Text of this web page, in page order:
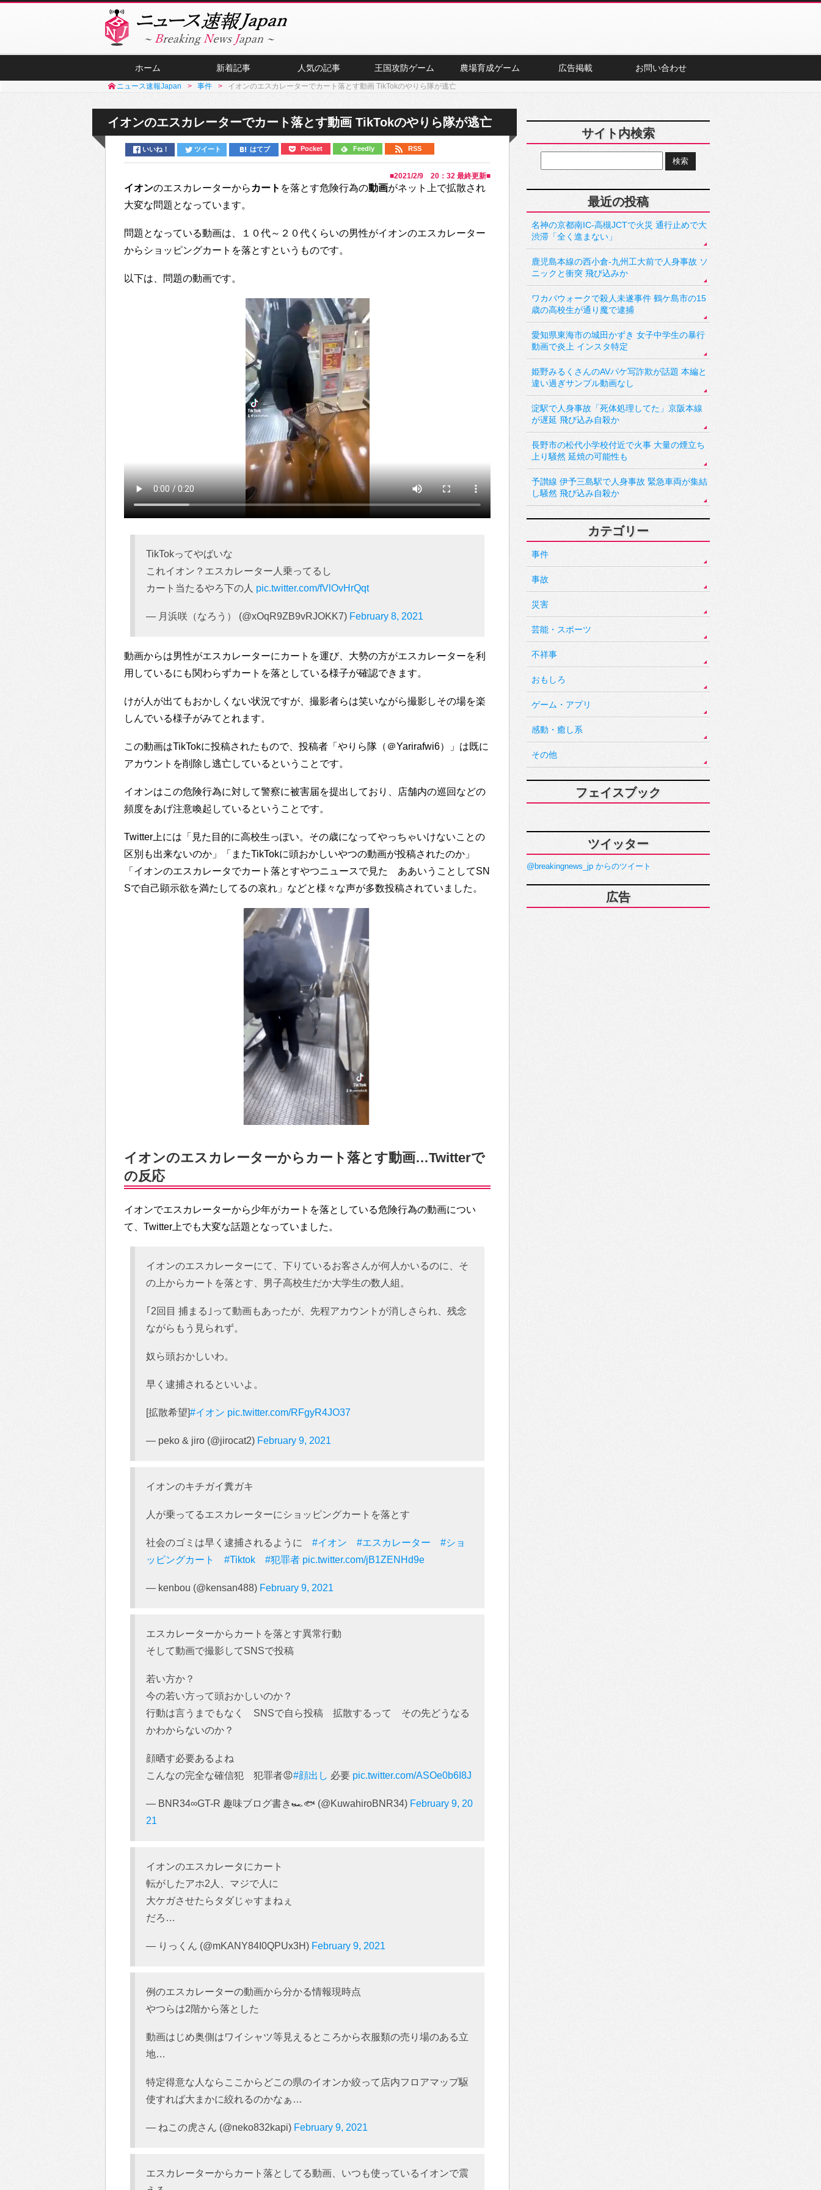
ホーム 新着記事 人気の記事 王国攻防ゲーム 農場育成ゲーム 広告掲載 お問い合わせ
ニュース速報Japan 事件 イオンのエスカレーターでカート落とす動画 TikTokのやりら隊が逃亡
イオンのエスカレーターでカート落とす動画 TikTokのやりら隊が逃亡
いいね！ ツイート はてブ Pocket Feedly RSS
■2021/2/9 20：32 最終更新■
イオンのエスカレーターから カート を落とす危険行為の動画がネット上で拡散され
大変な問題となっています。
問題となっている動画は、１０代～２０代くらいの男性がイオンのエスカレーター
からショッピングカートを落とすというものです。
以下は、問題の動画です。
TikTokってやばいな
これイオン？エスカレーター人乗ってるし
カート当たるやろ下の人 pic.twitter.com/fVlOvHrQqt
— 月浜咲（なろう） (@xOqR9ZB9vRJOKK7) February 8, 2021
動画からは男性がエスカレーターにカートを運び、大勢の方がエスカレーターを利
用しているにも関わらずカートを落としている様子が確認できます。
けが人が出てもおかしくない状況ですが、撮影者らは笑いながら撮影しその場を楽
しんでいる様子がみてとれます。
この動画はTikTokに投稿されたもので、投稿者「やりら隊（＠Yarirafwi6）」は既に
アカウントを削除し逃亡しているということです。
イオンはこの危険行為に対して警察に被害届を提出しており、店舗内の巡回などの
頻度をあげ注意喚起しているということです。
Twitter上には「見た目的に高校生っぽい。その歳になってやっちゃいけないことの
区別も出来ないのか」「またTikTokに頭おかしいやつの動画が投稿されたのか」
「イオンのエスカレータでカート落とすやつニュースで見た ああいうことしてSN
Sで自己顕示欲を満たしてるの哀れ」などと様々な声が多数投稿されていました。
イオンのエスカレーターからカート落とす動画…Twitterで
の反応
イオンでエスカレーターから少年がカートを落としている危険行為の動画につい
て、Twitter上でも大変な話題となっていました。
イオンのエスカレーターにて、下りているお客さんが何人かいるのに、そ
の上からカートを落とす、男子高校生だか大学生の数人組。
｢2回目 捕まる｣って動画もあったが、先程アカウントが消しさられ、残念
ながらもう見られず。
奴ら頭おかしいわ。
早く逮捕されるといいよ。
[拡散希望]#イオン pic.twitter.com/RFgyR4JO37
— peko & jiro (@jirocat2) February 9, 2021
イオンのキチガイ糞ガキ
人が乗ってるエスカレーターにショッピングカートを落とす
社会のゴミは早く逮捕されるように #イオン #エスカレーター
#ショ
ッピングカート
#Tiktok #犯罪者 pic.twitter.com/jB1ZENHd9e
— kenbou (@kensan488) February 9, 2021
エスカレーターからカートを落とす異常行動
そして動画で撮影してSNSで投稿
若い方か？
今の若い方って頭おかしいのか？
行動は言うまでもなく SNSで自ら投稿 拡散するって その先どうなる
かわからないのか？
顔晒す必要あるよね
こんなの完全な確信犯 犯罪者😡#顔出し 必要 pic.twitter.com/ASOe0b6I8J
— BNR34∞GT-R 趣味ブログ書き🏎🐟 (@KuwahiroBNR34) February 9, 20
21
イオンのエスカレータにカート
転がしたアホ2人、マジで人に
大ケガさせたらタダじゃすまねぇ
だろ…
— りっくん (@mKANY84I0QPUx3H) February 9, 2021
例のエスカレーターの動画から分かる情報現時点
やつらは2階から落とした
動画はじめ奥側はワイシャツ等見えるところから衣服類の売り場のある立
地…
特定得意な人ならここからどこの県のイオンか絞って店内フロアマップ駆
使すれば大まかに絞れるのかなぁ…
— ねこの虎さん (@neko832kapi) February 9, 2021
エスカレーターからカート落としてる動画、いつも使っているイオンで震
サイト内検索
最近の投稿
名神の京都南IC-高槻JCTで火災 通行止めで大
渋滞「全く進まない」
鹿児島本線の西小倉-九州工大前で人身事故 ソ
ニックと衝突 飛び込みか
ワカバウォークで殺人未遂事件 鶴ケ島市の15
歳の高校生が通り魔で逮捕
愛知県東海市の城田かずき 女子中学生の暴行
動画で炎上 インスタ特定
姫野みるくさんのAVパケ写詐欺が話題 本編と
違い過ぎサンプル動画なし
淀駅で人身事故「死体処理してた」京阪本線
が遅延 飛び込み自殺か
長野市の松代小学校付近で火事 大量の煙立ち
上り騒然 延焼の可能性も
予讃線 伊予三島駅で人身事故 緊急車両が集結
し騒然 飛び込み自殺か
カテゴリー
事件
事故
災害
芸能・スポーツ
不祥事
おもしろ
ゲーム・アプリ
感動・癒し系
その他
フェイスブック
ツイッター
@breakingnews_jp からのツイート
広告